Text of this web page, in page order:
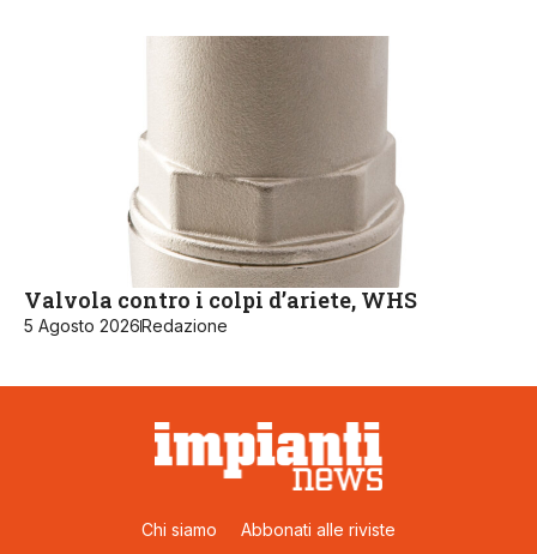
Valvola contro i colpi d’ariete, WHS
5 Agosto 2026Redazione
Chi siamo Abbonati alle riviste